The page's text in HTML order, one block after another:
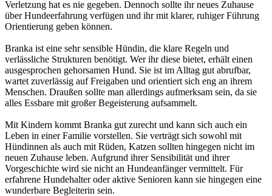
Verletzung hat es nie gegeben. Dennoch sollte ihr neues Zuhause
über Hundeerfahrung verfügen und ihr mit klarer, ruhiger Führung
Orientierung geben können.
Branka ist eine sehr sensible Hündin, die klare Regeln und
verlässliche Strukturen benötigt. Wer ihr diese bietet, erhält einen
ausgesprochen gehorsamen Hund. Sie ist im Alltag gut abrufbar,
wartet zuverlässig auf Freigaben und orientiert sich eng an ihrem
Menschen. Draußen sollte man allerdings aufmerksam sein, da sie
alles Essbare mit großer Begeisterung aufsammelt.
Mit Kindern kommt Branka gut zurecht und kann sich auch ein
Leben in einer Familie vorstellen. Sie verträgt sich sowohl mit
Hündinnen als auch mit Rüden, Katzen sollten hingegen nicht im
neuen Zuhause leben. Aufgrund ihrer Sensibilität und ihrer
Vorgeschichte wird sie nicht an Hundeanfänger vermittelt. Für
erfahrene Hundehalter oder aktive Senioren kann sie hingegen eine
wunderbare Begleiterin sein.